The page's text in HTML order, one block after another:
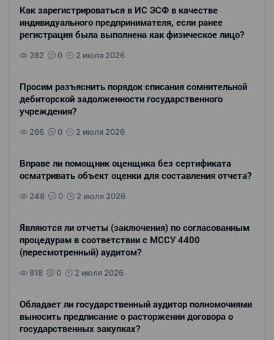
Как зарегистрироваться в ИС ЭСФ в качестве
индивидуального предпринимателя, если ранее
регистрация была выполнена как физическое лицо?
282 0 2 июля 2026
Просим разъяснить порядок списания сомнительной
дебиторской задолженности государственного
учреждения?
266 0 2 июля 2026
Вправе ли помощник оценщика без сертификата
осматривать объект оценки для составления отчета?
248 0 2 июля 2026
Являются ли отчеты (заключения) по согласованным
процедурам в соответствии с МССУ 4400
(пересмотренный) аудитом?
818 0 2 июля 2026
Обладает ли государственный аудитор полномочиями
выносить предписание о расторжении договора о
государственных закупках?